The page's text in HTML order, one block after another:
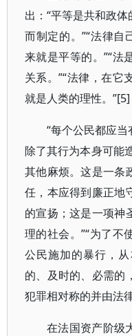
出：“平等是共和政
而制定的。”“法律自
来就是平等的。”“法
关系。”“法律，在它
就是人类的理性。”[5]
“每个公民都应当
除了其行为本身可能
其他麻烦。这是一条
任，本应得到廉正地
的宣扬；这是一项神
理的社会。”“为了不
公民施加的暴行，
的、及时的、必需的
犯罪相对称的并由法
在法国资产阶级